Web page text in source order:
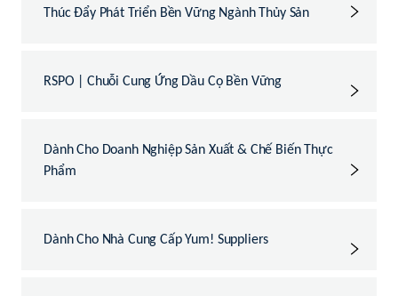
Thúc Đẩy Phát Triển Bền Vững Ngành Thủy Sản
RSPO | Chuỗi Cung Ứng Dầu Cọ Bền Vững
Dành Cho Doanh Nghiệp Sản Xuất & Chế Biến Thực
Phẩm
Dành Cho Nhà Cung Cấp Yum! Suppliers